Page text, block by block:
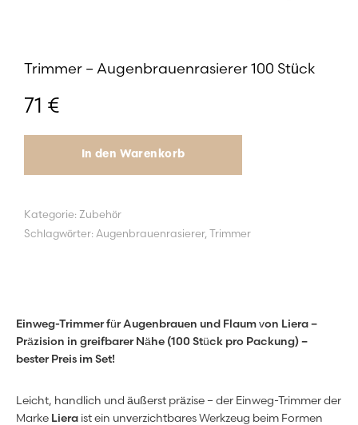
Trimmer – Augenbrauenrasierer 100 Stück
71 €
In den Warenkorb
Kategorie: Zubehör
Schlagwörter: Augenbrauenrasierer,Trimmer
Einweg-Trimmer für Augenbrauen und Flaum von Liera –
Präzision in greifbarer Nähe (100 Stück pro Packung) –
bester Preis im Set!
Leicht, handlich und äußerst präzise – der Einweg-Trimmer der
Marke Liera ist ein unverzichtbares Werkzeug beim Formen